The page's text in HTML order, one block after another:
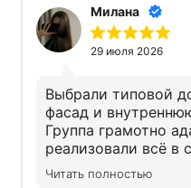
Милана
29 июля 2026
Выбрали типовой
фасад и
Группа грамотно
реализовали всё в
действительно
Читать полностью